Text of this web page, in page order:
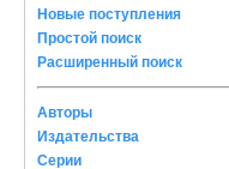
Новые поступления
Простой поиск
Расширенный поиск
Авторы
Издательства
Серии